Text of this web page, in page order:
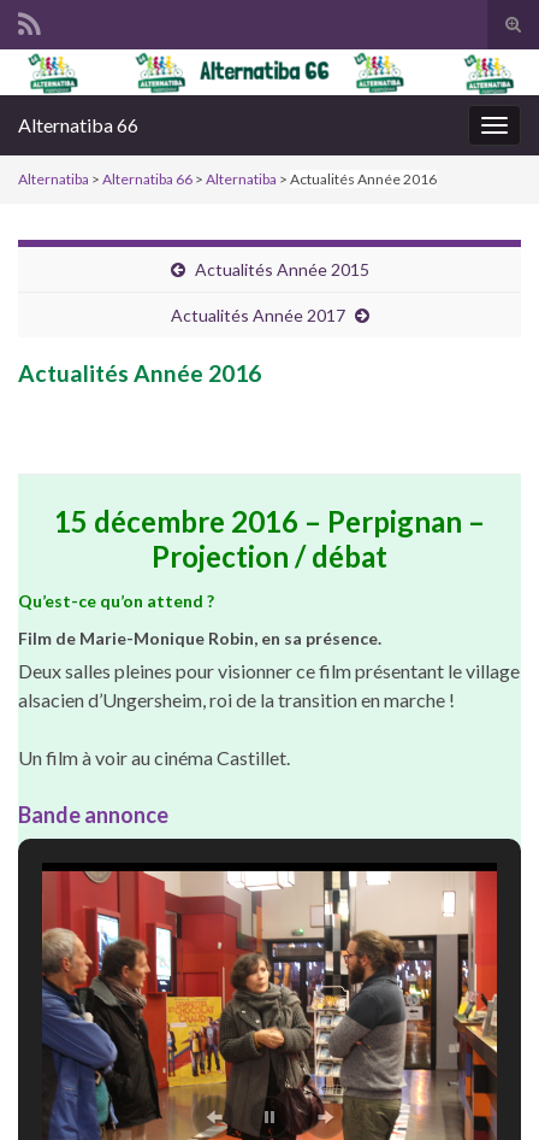
Search for:
Alternatiba 66
Alternatiba > Alternatiba 66 > Alternatiba > Actualités Année 2016
Actualités Année 2015
Actualités Année 2017
Actualités Année 2016
15 décembre 2016 – Perpignan –
Projection / débat
Qu’est-ce qu’on attend ?
Film de Marie-Monique Robin, en sa présence.
Deux salles pleines pour visionner ce film présentant le village
alsacien d’Ungersheim, roi de la transition en marche !
Un film à voir au cinéma Castillet.
Bande annonce